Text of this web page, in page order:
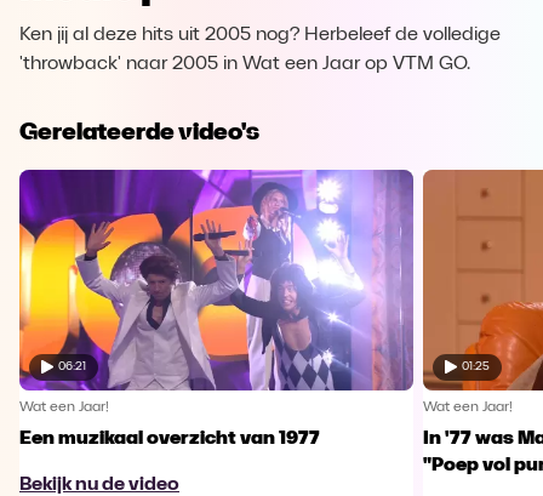
Ken jij al deze hits uit 2005 nog? Herbeleef de volledige
'throwback' naar 2005 in Wat een Jaar op VTM GO.
Gerelateerde video's
06:21
Wat een Jaar!
Een muzikaal overzicht van 1977
Bekijk nu de video
01:25
Wat een Jaar!
In '77 was
"Poep vol